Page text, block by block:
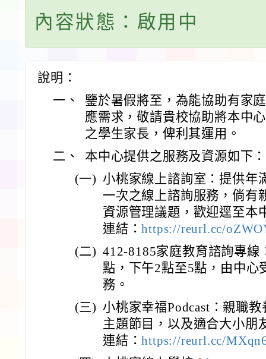
內容狀態：啟用中
說明：
一、
鑒於暑假將至，為能協助有家
應需求，敬請貴校協助將本中
之學生家長，俾利其運用。
二、
本中心提供之服務及資源如下：
(一) 小桃家線上諮詢室：提供年
一次之線上諮詢服務，倘有
資源管理議題，歡迎逕至本
連結：https://reurl.cc/
(二) 412-8185家庭教育諮詢專
點，下午2點至5點，由中心
務。
(三) 小桃家幸福Podcast：親職
主題節目，以及適合大小朋
連結：https://reurl.cc/